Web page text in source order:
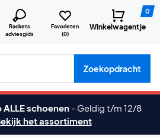
Rackets
adviesgids
Favorieten
(0)
0
Winkelwagentje
merken etc.
Zoekopdracht
schoenen - Geldig t/m 12/8
het assortiment